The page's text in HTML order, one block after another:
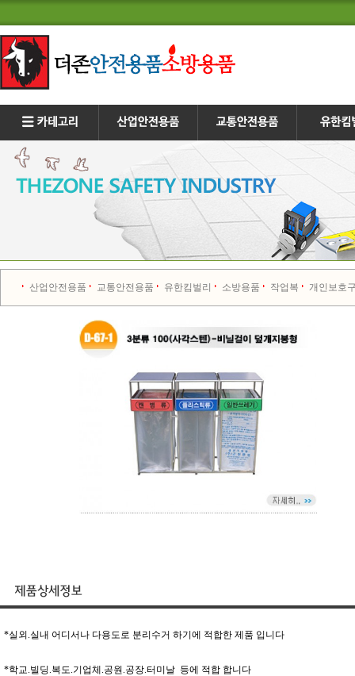
산업안전용품 교통안전용품 유한킴벌리 소방용품 작업복 개인보호
*실외.실내 어디서나 다용도로 분리수거 하기에 적합한 제품 입니다
*학교.빌딩.복도.기업체.공원.공장.터미날 등에 적합 합니다